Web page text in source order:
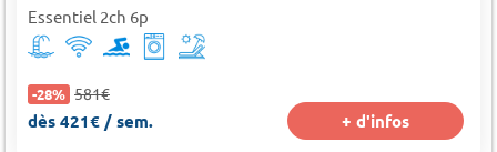
Essentiel 2ch 6p
-28% 581€
dès 421€ / sem. + d'infos